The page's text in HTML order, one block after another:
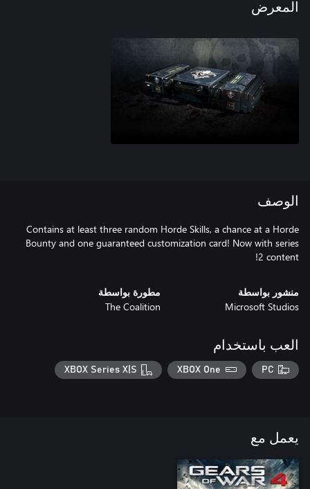
المعرض
الوصف
Contains at least three random Horde Skills, a chance at a Horde
Bounty and one guaranteed customization card! Now with series
2 content!
منشور بواسطة
Microsoft Studios
مطورة بواسطة
The Coalition
العب باستخدام
PC
XBOX One
XBOX Series X|S
يعمل مع